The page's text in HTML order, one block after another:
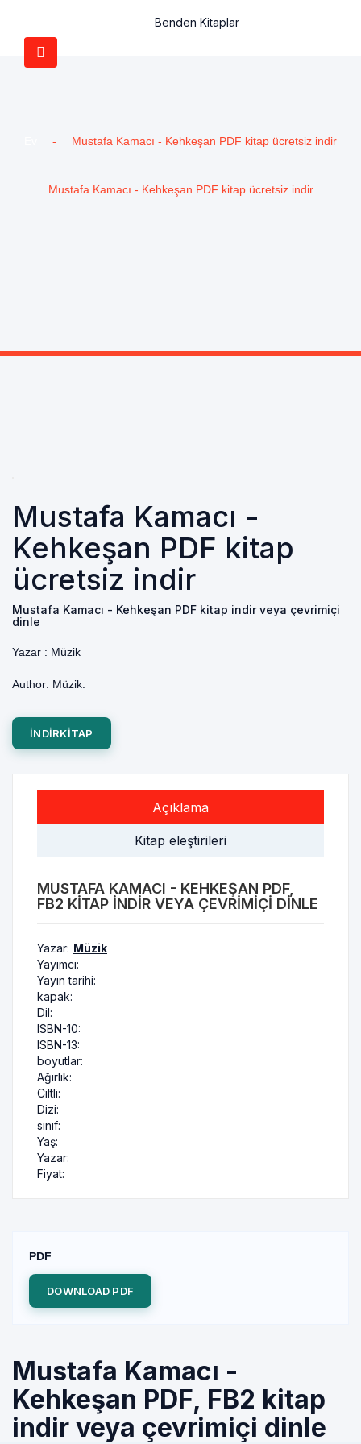
Benden Kitaplar
- Mustafa Kamacı - Kehkeşan PDF kitap ücretsiz indir
Mustafa Kamacı - Kehkeşan PDF kitap ücretsiz indir
Mustafa Kamacı -
Kehkeşan PDF kitap
ücretsiz indir
Mustafa Kamacı - Kehkeşan PDF kitap indir veya çevrimiçi
dinle
Yazar : Müzik
Author: Müzik.
INDIRKITAP
Açıklama
Kitap eleştirileri
MUSTAFA KAMACI - KEHKEŞAN PDF,
FB2 KITAP INDIR VEYA ÇEVRIMIÇI DINLE
Yazar: Müzik
Yayımcı:
Yayın tarihi:
kapak:
Dil:
ISBN-10:
ISBN-13:
boyutlar:
Ağırlık:
Ciltli:
Dizi:
sınıf:
Yaş:
Yazar:
Fiyat:
PDF
DOWNLOAD PDF
Mustafa Kamacı -
Kehkeşan PDF, FB2 kitap
indir veya çevrimiçi dinle